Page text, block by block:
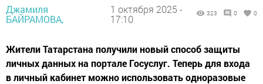
Джамиля
БАЙРАМОВА,
1 октября 2025 -
17:10
323 0 0
Жители Татарстана получили новый способ защиты
личных данных на портале Госуслуг. Теперь для входа
в личный кабинет можно использовать одноразовые